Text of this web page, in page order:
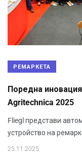
РЕМАРКЕТА
Поредна
Agritechnica 2025
Fliegl представи
устройство на
25.11.2025